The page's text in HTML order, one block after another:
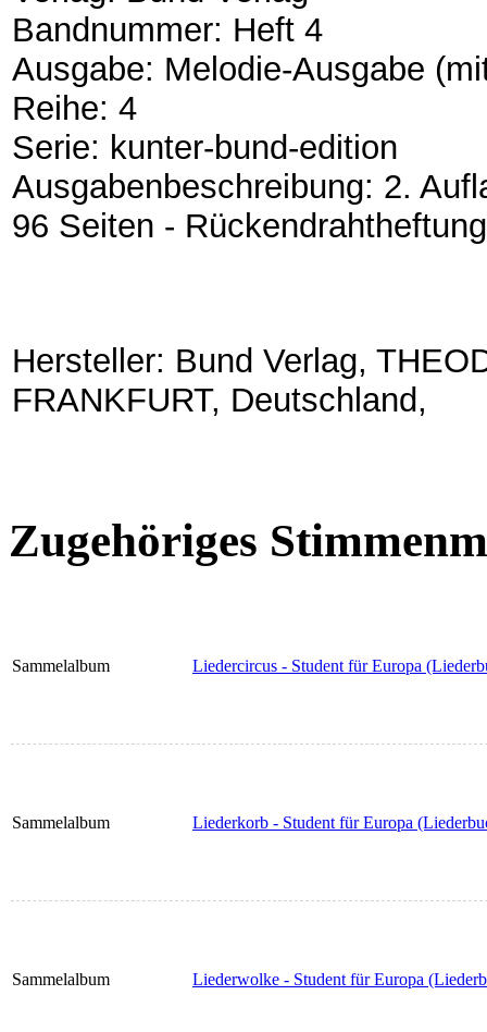
Bandnummer: Heft 4
Ausgabe: Melodie-Ausgabe
Reihe: 4
Serie: kunter-bund-edition
Ausgabenbeschreibung: 2.
96 Seiten - Rückendrahtheftung
Hersteller: Bund Verlag,
FRANKFURT, Deutschland,
Zugehöriges
Sammelalbum Liedercircus - Student für Europa
Sammelalbum Liederkorb - Student für Europa
Sammelalbum Liederwolke - Student für Europa